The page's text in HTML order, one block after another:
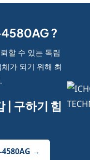
4580AG ?
할 수 있는 독립
가 되기 위해 최
| 구하기 힘
4580AG →